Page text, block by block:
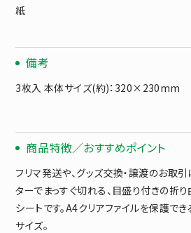
紙
備考
3枚入 本体サイズ(約)：320×230mm
商品特徴／おすすめポイント
フリマ発送や、グッズ交換・譲渡のお取引
ターでまっすぐ切れる、目盛り付きの折
シートです。A4クリアファイルを保護でき
サイズ。